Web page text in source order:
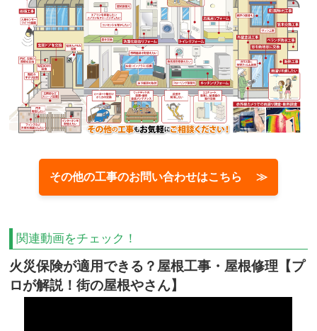
その他の工事のお問い合わせはこちら ≫
関連動画をチェック！
火災保険が適用できる？屋根工事・屋根修理【プ
ロが解説！街の屋根やさん】